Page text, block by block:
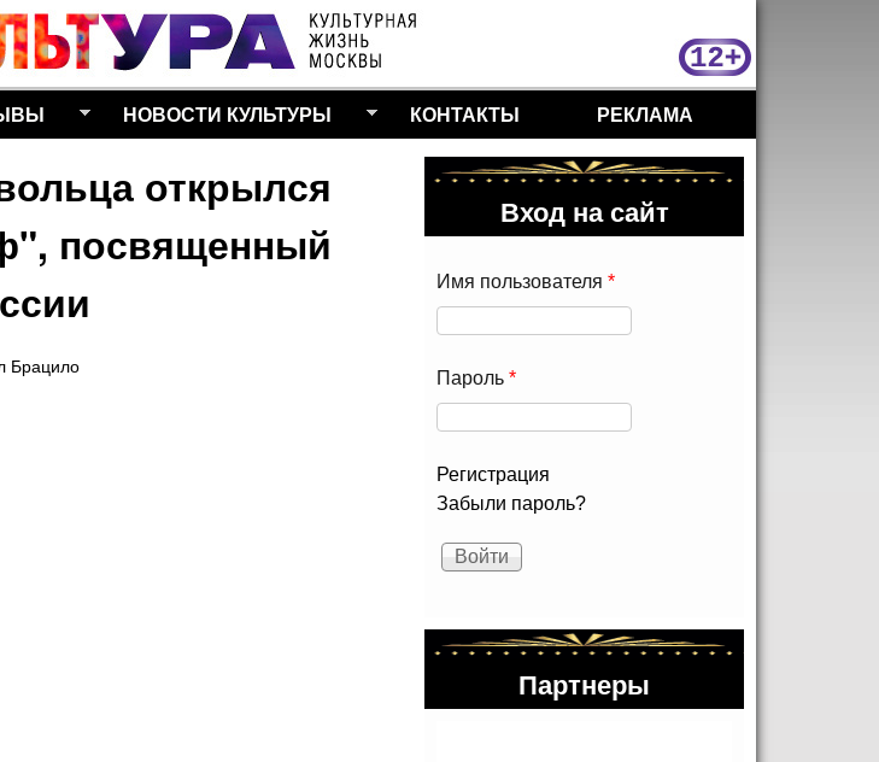
к основному
содержанию
НОВОСТИ КУЛЬТУРЫ КОНТАКТЫ РЕКЛАМА
открылся
посвященный
Брацило
Вход на сайт
Имя пользователя *
Пароль *
Регистрация
Забыли пароль?
Партнеры